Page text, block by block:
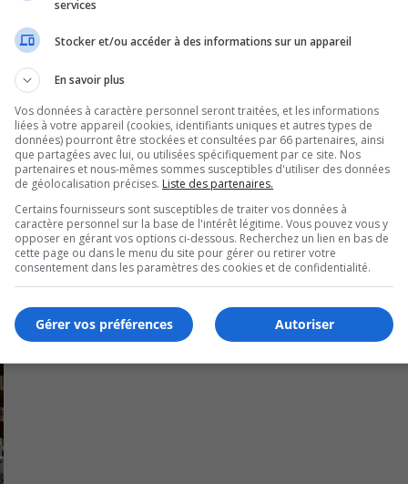
concernant la circulation des véhicules hors
transports de l’UMQ et maire de Candiac, Normand
pour améliorer la sécurité routière.
services
Stocker et/ou accéder à des informations sur un appareil
En savoir plus
Vos données à caractère personnel seront traitées, et les informations
liées à votre appareil (cookies, identifiants uniques et autres types de
données) pourront être stockées et consultées par 66 partenaires, ainsi
que partagées avec lui, ou utilisées spécifiquement par ce site. Nos
partenaires et nous-mêmes sommes susceptibles d'utiliser des données
de géolocalisation précises. Liste des partenaires.
Certains fournisseurs sont susceptibles de traiter vos données à
caractère personnel sur la base de l'intérêt légitime. Vous pouvez vous y
opposer en gérant vos options ci-dessous. Recherchez un lien en bas de
cette page ou dans le menu du site pour gérer ou retirer votre
consentement dans les paramètres des cookies et de confidentialité.
Autoriser
Gérer vos préférences